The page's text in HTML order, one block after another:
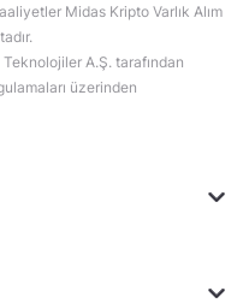
Midas Kripto Varlık Alım
A.Ş. tarafından
üzerinden